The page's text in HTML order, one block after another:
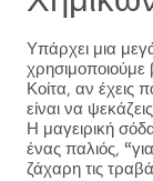
Υπάρχει μια
χρησιμοποιούμε
Κοίτα, αν έχεις
είναι να
Η μαγειρική
ένας παλιός,
ζάχαρη τις